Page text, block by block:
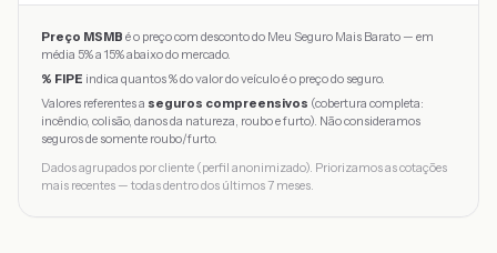
Preço MSMB é o preço com desconto do Meu Seguro Mais Barato — em
média 5% a 15% abaixo do mercado.
% FIPE indica quantos % do valor do veículo é o preço do seguro.
Valores referentes a seguros compreensivos (cobertura completa:
incêndio, colisão, danos da natureza, roubo e furto). Não consideramos
seguros de somente roubo/furto.
Dados agrupados por cliente (perfil anonimizado). Priorizamos as cotações
mais recentes — todas dentro dos últimos 7 meses.